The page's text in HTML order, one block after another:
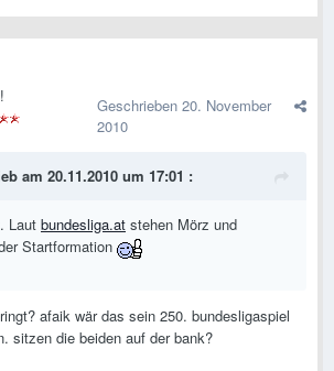
Geschrieben 20. November
2010
am 20.11.2010 um 17:01 :
Laut bundesliga.at stehen Mörz und
Startformation
afaik wär das sein 250. bundesligaspiel
sitzen die beiden auf der bank?